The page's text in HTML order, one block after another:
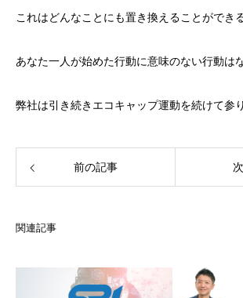
これはどんなことにも置き換えることができ
あなた一人が始めた行動に意味のない行動は
弊社は引き続きエコキャップ運動を続けて参
前の記事
関連記事